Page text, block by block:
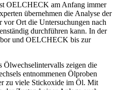
OELCHECK am Anfang immer
übernehmen die Analyse der
vor Ort die Untersuchungen nach
durchführen kann. In der
und OELCHECK bis zur
Ölwechselintervalls zeigen die
entnommenen Ölproben
zu viele Stickoxide im Öl. Mit